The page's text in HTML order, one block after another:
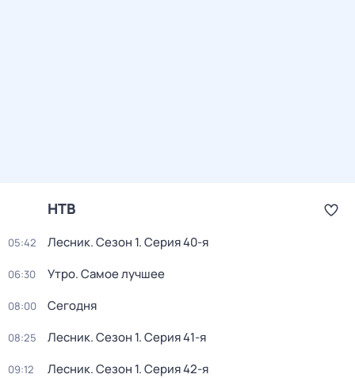
НТВ
05:42 Лесник. Сезон 1. Серия 40-я
06:30 Утро. Самое лучшее
08:00 Сегодня
08:25 Лесник. Сезон 1. Серия 41-я
09:12 Лесник. Сезон 1. Серия 42-я